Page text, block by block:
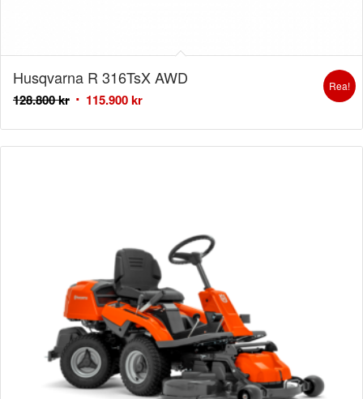
Husqvarna R 316TsX AWD
128.800kr 115.900kr
Rea!